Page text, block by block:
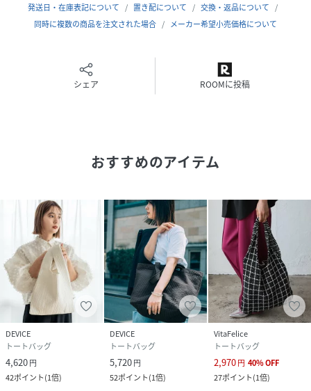
でコンパクトにも。
・学生さんの通学やレッスンバッグとしても使えます。
・内装には仕切りがありバッグの中の整理整頓もしやすい！
・ナチュラルな風合いを生かしたふわふわで柔らかい素材感
す。
・製品洗いで1点ずつ色味と風合いが異なり味わいのあるユ
ーズド感に仕上がっています。
※ヌビバッグとは※
布と布の間に綿を挟み入れ、一定の間隔で縫い合わせた韓国
のキルト工芸「ヌビ」を使ったバッグです。
ぽこっとした柔らかい凹凸と、肌触りの気持ちよいヌビ生地
は、「イブル（布団）」として親しまれ、赤ちゃん用アイテ
ムにも愛用されています。
発送日・在庫表記について 置き配について
交換・返品について
同時に複数の商品を注文された場合
メーカー希望小売価格について
シェア ROOMに投稿
おすすめのアイテム
DEVICE
トートバッグ
4,620円
42ポイント(1倍)
DEVICE
トートバッグ
5,720円
52ポイント(1倍)
VitaFelice
トートバッグ
2,970円 40%OFF
27ポイント(1倍)